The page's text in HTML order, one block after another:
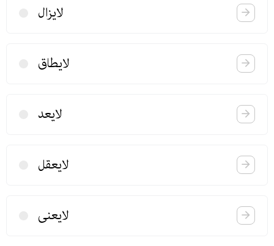
لایزال
لایطاق
لایعد
لایعقل
لایعنی